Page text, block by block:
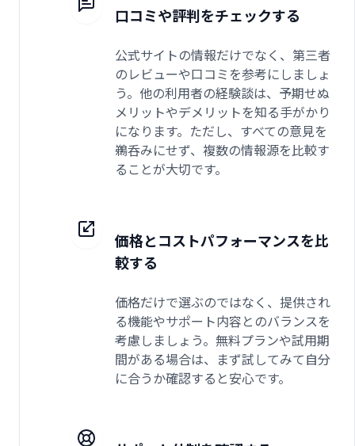
口コミや評判をチェックする
公式サイトの情報だけでなく、第三者
のレビューや口コミを参考にしましょ
う。他の利用者の経験談は、予期せぬ
メリットやデメリットを知る手がかり
になります。ただし、すべての意見を
鵜呑みにせず、複数の情報源を比較す
ることが大切です。
価格とコストパフォーマンスを比
較する
価格だけで選ぶのではなく、提供され
る機能やサポート内容とのバランスを
考慮しましょう。無料プランや試用期
間がある場合は、まず試してみて自分
に合うか確認すると安心です。